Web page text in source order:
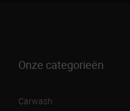
Onze categorieën
Carwash